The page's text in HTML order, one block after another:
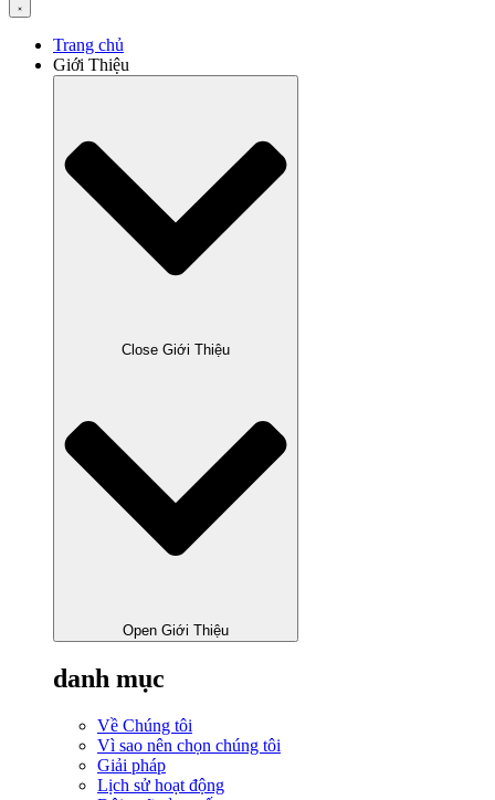
Trang chủ
Giới Thiệu
Close Giới Thiệu
Open Giới Thiệu
danh mục
Về Chúng tôi
Vì sao nên chọn chúng tôi
Giải pháp
Lịch sử hoạt động